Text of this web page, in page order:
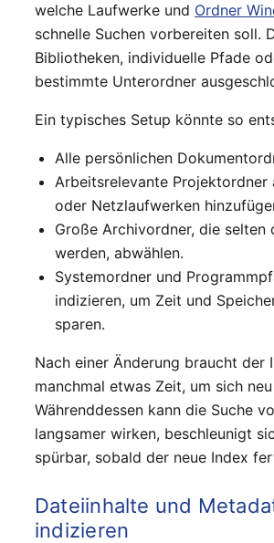
welche Laufwerke und Ordner
schnelle Suchen vorbereiten soll.
Bibliotheken, individuelle Pfade
bestimmte Unterordner
Ein typisches Setup könnte so
Alle persönlichen
Arbeitsrelevante Projektordner
oder Netzlaufwerken
Große Archivordner, die selten
werden, abwählen.
Systemordner und
indizieren, um Zeit und
sparen.
Nach einer Änderung braucht der
manchmal etwas Zeit, um sich
Währenddessen kann die Suche
langsamer wirken, beschleunigt
spürbar, sobald der neue Index
Dateiinhalte und
indizieren